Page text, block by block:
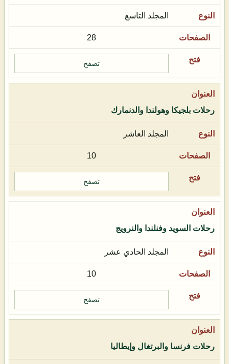
المجلد التاسع
28
تصفح
رحلات بلجيكا وهولندا والدنمارك
المجلد العاشر
10
تصفح
رحلات السويد وفنلندا والنرويج
المجلد الحادي عشر
10
تصفح
رحلات فرنسا والبرتغال وإيطاليا